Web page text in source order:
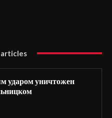
ударом уничтожен